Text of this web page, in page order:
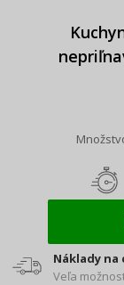
Náklady na
Veľa